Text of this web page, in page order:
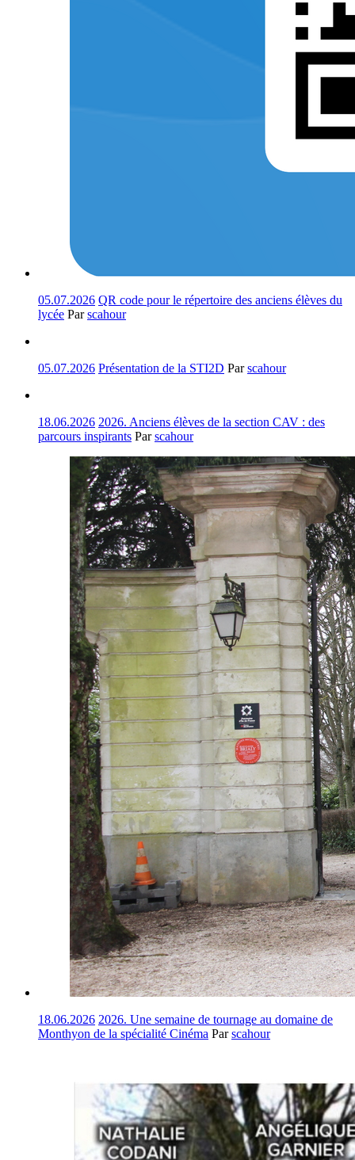
05.07.2026 QR code pour le répertoire des anciens élèves du
lycée Parscahour
05.07.2026 Présentation de la STI2D Parscahour
18.06.2026 2026. Anciens élèves de la section CAV : des
parcours inspirants Parscahour
18.06.2026 2026. Une semaine de tournage au domaine de
Monthyon de la spécialité Cinéma Parscahour